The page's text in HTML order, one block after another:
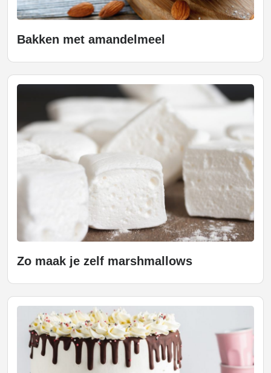
Bakken met amandelmeel
Zo maak je zelf marshmallows